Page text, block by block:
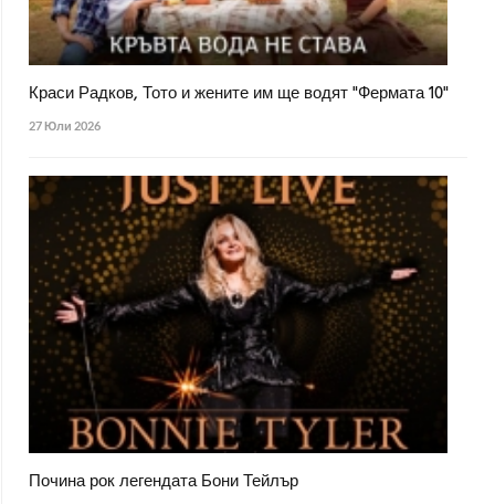
Краси Радков, Тото и жените им ще водят "Фермата 10"
27 Юли 2026
Почина рок легендата Бони Тейлър